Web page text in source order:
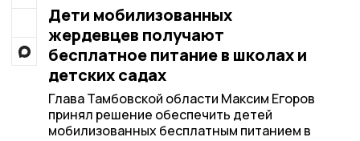
Дети мобилизованных
жердевцев получают
бесплатное питание в школах и
детских садах
Глава Тамбовской области Максим Егоров
принял решение обеспечить детей
мобилизованных бесплатным питанием в